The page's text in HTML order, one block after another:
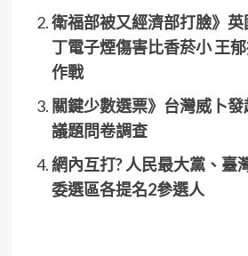
衛福部被又經濟部打臉》
丁電子煙傷害比香菸小 王
作戰
關鍵少數選票》台灣威卜
議題問卷調查
網內互打? 人民最大黨、臺
委選區各提名2參選人